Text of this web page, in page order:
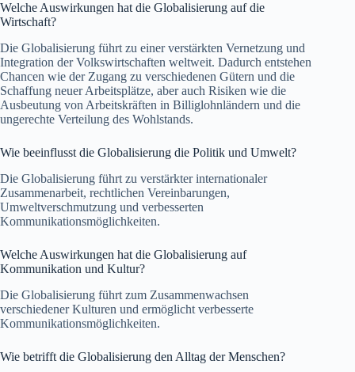
Welche Auswirkungen hat die Globalisierung auf die
Wirtschaft?
Die Globalisierung führt zu einer verstärkten Vernetzung und
Integration der Volkswirtschaften weltweit. Dadurch entstehen
Chancen wie der Zugang zu verschiedenen Gütern und die
Schaffung neuer Arbeitsplätze, aber auch Risiken wie die
Ausbeutung von Arbeitskräften in Billiglohnländern und die
ungerechte Verteilung des Wohlstands.
Wie beeinflusst die Globalisierung die Politik und Umwelt?
Die Globalisierung führt zu verstärkter internationaler
Zusammenarbeit, rechtlichen Vereinbarungen,
Umweltverschmutzung und verbesserten
Kommunikationsmöglichkeiten.
Welche Auswirkungen hat die Globalisierung auf
Kommunikation und Kultur?
Die Globalisierung führt zum Zusammenwachsen
verschiedener Kulturen und ermöglicht verbesserte
Kommunikationsmöglichkeiten.
Wie betrifft die Globalisierung den Alltag der Menschen?